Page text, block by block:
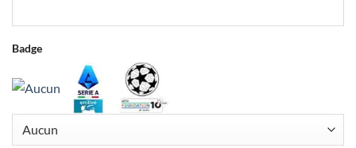
Badge